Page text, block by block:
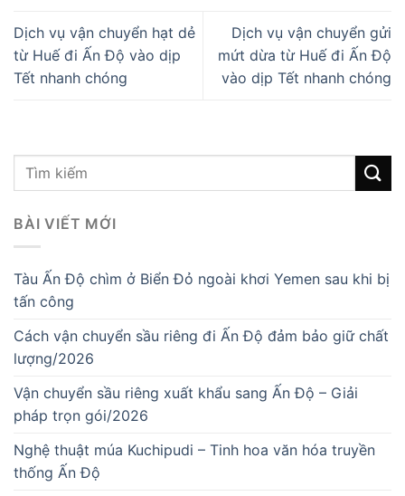
Dịch vụ vận chuyển hạt dẻ
từ Huế đi Ấn Độ vào dịp
Tết nhanh chóng
Dịch vụ vận chuyển gửi
mứt dừa từ Huế đi Ấn Độ
vào dịp Tết nhanh chóng
BÀI VIẾT MỚI
Tàu Ấn Độ chìm ở Biển Đỏ ngoài khơi Yemen sau khi bị
tấn công
Cách vận chuyển sầu riêng đi Ấn Độ đảm bảo giữ chất
lượng/2026
Vận chuyển sầu riêng xuất khẩu sang Ấn Độ – Giải
pháp trọn gói/2026
Nghệ thuật múa Kuchipudi – Tinh hoa văn hóa truyền
thống Ấn Độ